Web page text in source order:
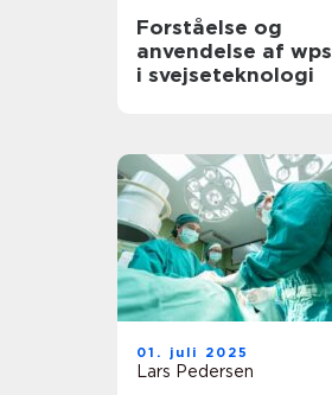
Forståelse og
anvendelse af wps
i svejseteknologi
01. juli 2025
Lars Pedersen